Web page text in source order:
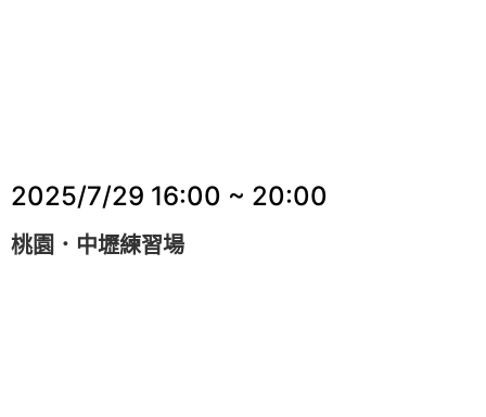
2025/7/29 16:00 ~ 20:00
桃園．中壢練習場